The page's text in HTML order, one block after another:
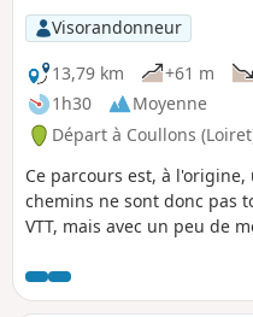
Visorandonneur
13,79 km
+61 m
1h30
Moyenne
Départ à Coullons
Ce parcours est, à
chemins ne sont donc pas
VTT, mais avec un peu de
traverse souvent des zones
déçu.